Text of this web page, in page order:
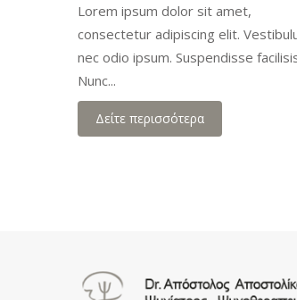
Lorem ipsum dolor sit amet,
consectetur adipiscing elit.
nec odio ipsum. Suspendisse
Nunc...
Δείτε περισσότερα